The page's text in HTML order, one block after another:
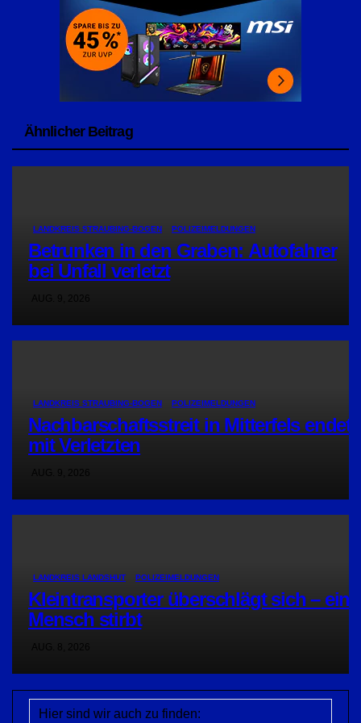
Ähnlicher Beitrag
LANDKREIS STRAUBING-BOGEN POLIZEIMELDUNGEN
Betrunken in den Graben: Autofahrer
bei Unfall verletzt
LANDKREIS STRAUBING-BOGEN POLIZEIMELDUNGEN
Nachbarschaftsstreit in Mitterfels endet
mit Verletzten
LANDKREIS LANDSHUT POLIZEIMELDUNGEN
Kleintransporter überschlägt sich – ein
Mensch stirbt
Hier sind wir auch zu finden: